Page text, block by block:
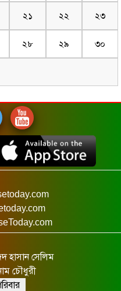
২১ ২২ ২৩
২৮ ২৯ ৩০
হাসান সেলিম
চৌধুরী